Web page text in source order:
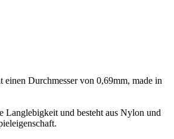
einen Durchmesser von 0,69mm, made in
Langlebigkeit und besteht aus Nylon und